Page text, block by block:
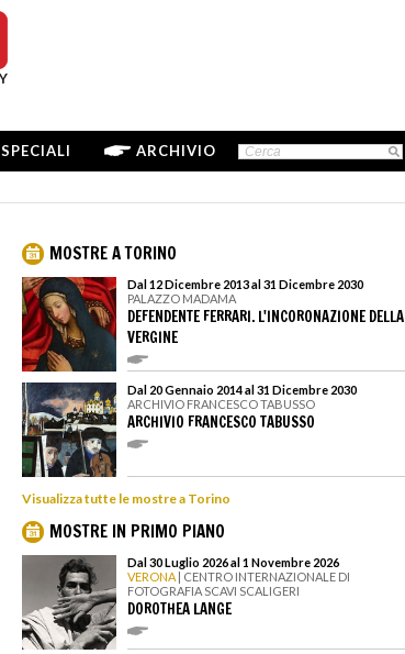
SPECIALI ARCHIVIO
MOSTRE A TORINO
Dal 12 Dicembre 2013 al 31 Dicembre 2030
PALAZZO MADAMA
DEFENDENTE FERRARI. L'INCORONAZIONE DELLA
VERGINE
Dal 20 Gennaio 2014 al 31 Dicembre 2030
ARCHIVIO FRANCESCO TABUSSO
ARCHIVIO FRANCESCO TABUSSO
Visualizza tutte le mostre a Torino
MOSTRE IN PRIMO PIANO
Dal 30 Luglio 2026 al 1 Novembre 2026
VERONA | CENTRO INTERNAZIONALE DI
FOTOGRAFIA SCAVI SCALIGERI
DOROTHEA LANGE